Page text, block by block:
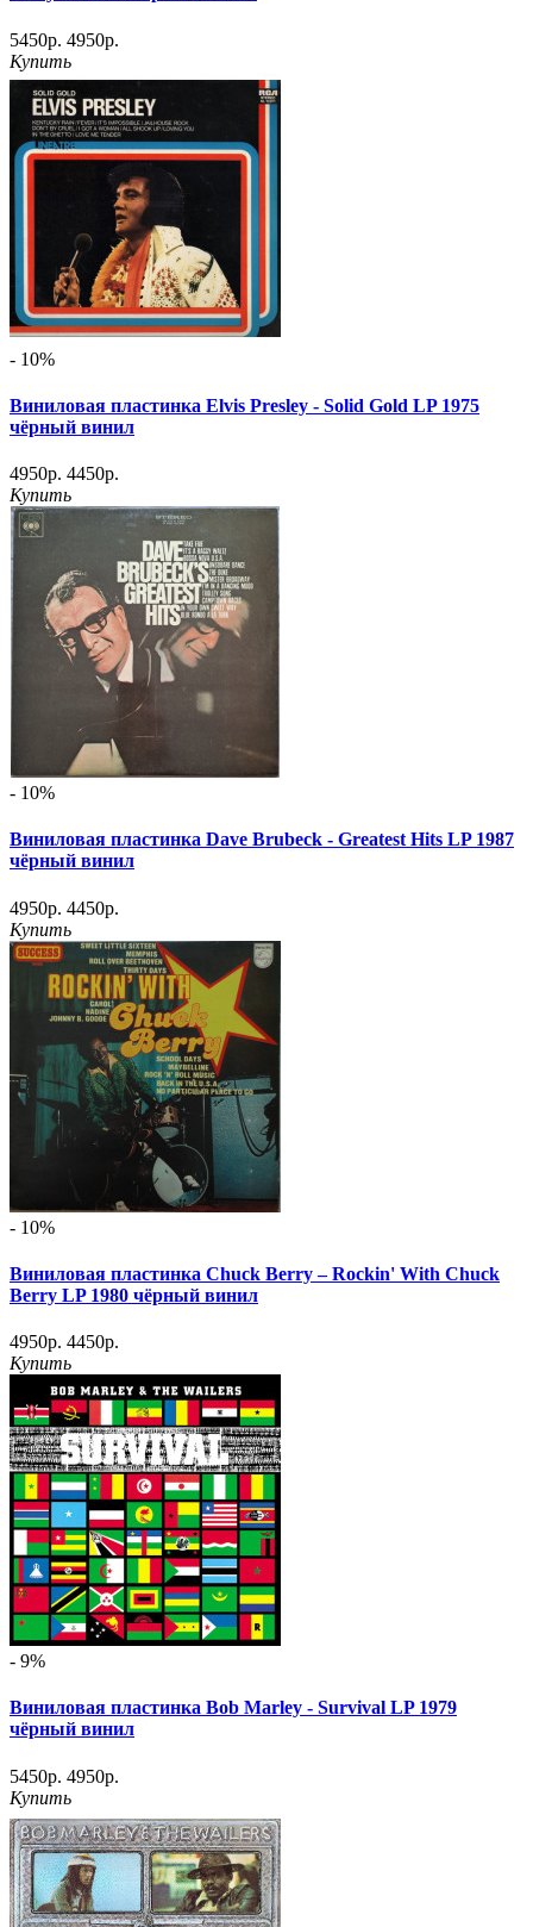
5450р. 4950р.
Купить
- 10%
Виниловая пластинка Elvis Presley - Solid Gold LP 1975
чёрный винил
4950р. 4450р.
Купить
- 10%
Виниловая пластинка Dave Brubeck - Greatest Hits LP 1987
чёрный винил
4950р. 4450р.
Купить
- 10%
Виниловая пластинка Chuck Berry – Rockin' With Chuck
Berry LP 1980 чёрный винил
4950р. 4450р.
Купить
- 9%
Виниловая пластинка Bob Marley - Survival LP 1979
чёрный винил
5450р. 4950р.
Купить